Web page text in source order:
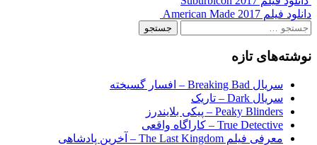
navigation
دانلود فیلم American Made 2017
جستجو
نوشته‌های تازه
سریال Breaking Bad – افسار گسیخته
سریال Dark – تاریک
Peaky Blinders – پیکی بلایندرز
True Detective – کاراگاه واقعی
معرفی فیلم The Last Kingdom – آخرین پادشاهی